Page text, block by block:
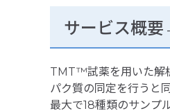
サービス概要
TMT™試薬を用いた解
パク質の同定を行うと
最大で18種類のサンプ